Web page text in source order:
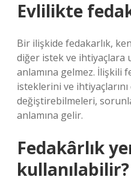
Evlilikte
Bir ilişkide fedakarlık,
diğer istek ve ihtiyaçlara
anlamına gelmez. İlişkili
isteklerini ve
değiştirebilmeleri,
anlamına gelir.
Fedakârlık
kullanılabilir?